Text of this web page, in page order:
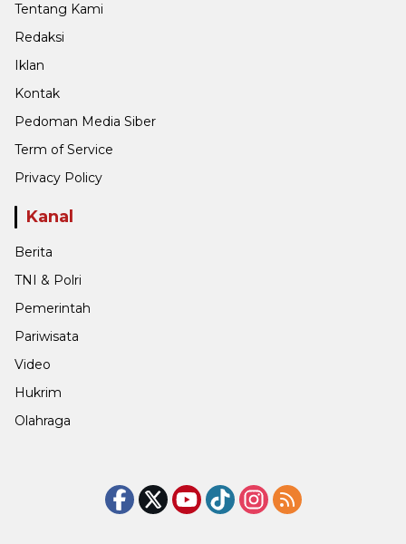
Tentang Kami
Redaksi
Iklan
Kontak
Pedoman Media Siber
Term of Service
Privacy Policy
Kanal
Berita
TNI & Polri
Pemerintah
Pariwisata
Video
Hukrim
Olahraga